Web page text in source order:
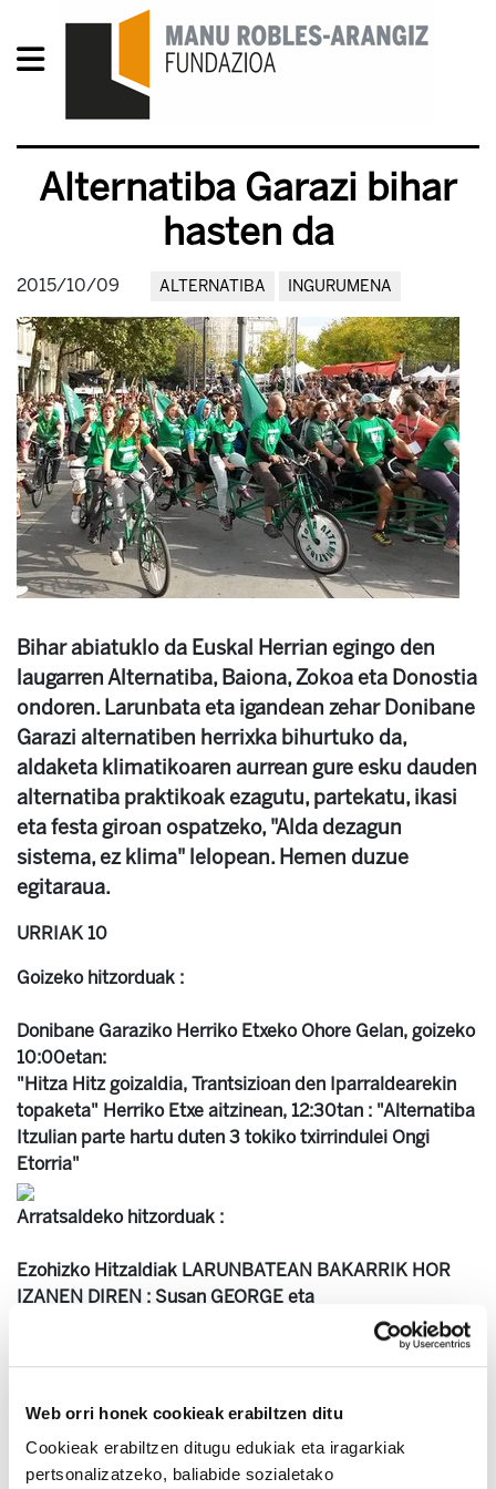
Web orri honek cookieak erabiltzen ditu
Cookieak erabiltzen ditugu edukiak eta iragarkiak
pertsonalizatzeko, baliabide sozialetako
Alternatiba Garazi bihar
hasten da
2015/10/09 ALTERNATIBA INGURUMENA
Bihar abiatuklo da Euskal Herrian egingo den
laugarren Alternatiba, Baiona, Zokoa eta Donostia
ondoren. Larunbata eta igandean zehar Donibane
Garazi alternatiben herrixka bihurtuko da,
aldaketa klimatikoaren aurrean gure esku dauden
alternatiba praktikoak ezagutu, partekatu, ikasi
eta festa giroan ospatzeko, "Alda dezagun
sistema, ez klima" lelopean. Hemen duzue
egitaraua.
URRIAK 10
Goizeko hitzorduak :
Donibane Garaziko Herriko Etxeko Ohore Gelan, goizeko
10:00etan:
"Hitza Hitz goizaldia, Trantsizioan den Iparraldearekin
topaketa" Herriko Etxe aitzinean, 12:30tan : "Alternatiba
Itzulian parte hartu duten 3 tokiko txirrindulei Ongi
Etorria"
Arratsaldeko hitzorduak :
Ezohizko Hitzaldiak LARUNBATEAN BAKARRIK HOR
IZANEN DIREN : Susan GEORGE eta
"Larrialdi klimatikotik, sistema
Vauban zineman
SARTZEA URRIRIK